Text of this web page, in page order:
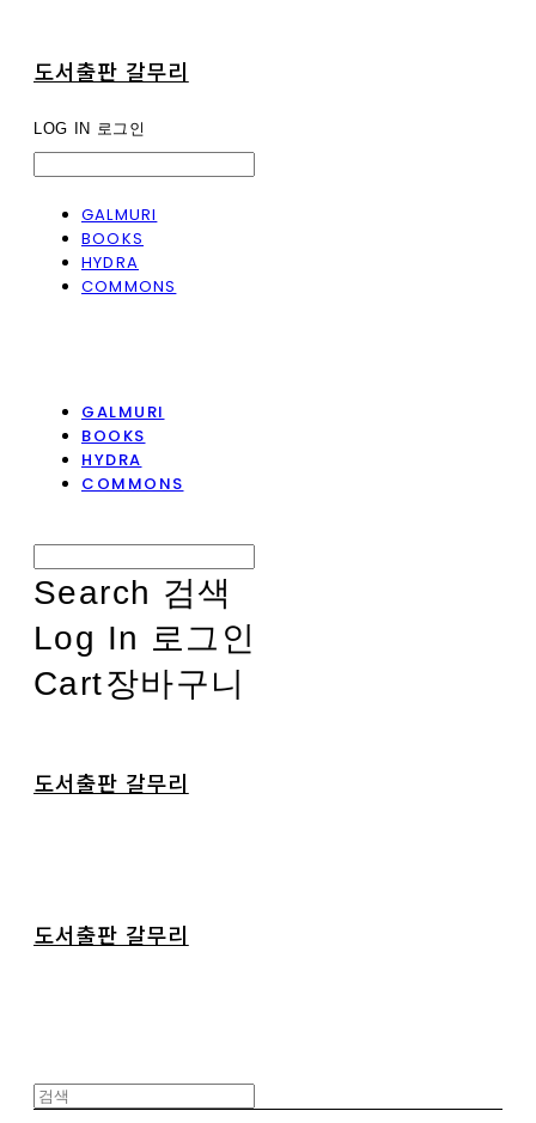
도서출판 갈무리
LOG IN 로그인
GALMURI
BOOKS
HYDRA
COMMONS
GALMURI
BOOKS
HYDRA
COMMONS
Search 검색
Log In 로그인
Cart장바구니
도서출판 갈무리
도서출판 갈무리